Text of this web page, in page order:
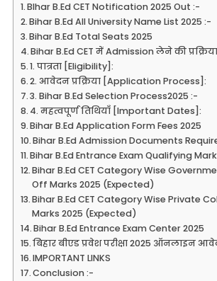
BIhar B.Ed CET Notification 2025 Out :-
Bihar B.Ed All University Name List 2025 :-
Bihar B.Ed Total Seats 2025
Bihar B.Ed CET में Admission लेने की प्रक्रिया
1. पात्रता [Eligibility]:
2. आवेदन प्रक्रिया [Application Process]:
3. Bihar B.Ed Selection Process2025 :-
4. महत्वपूर्ण तिथियाँ [Important Dates]:
Bihar B.Ed Application Form Fees 2025
Bihar B.Ed Admission Documents
Bihar B.Ed Entrance Exam Qualifying
Bihar B.Ed CET Category Wise
Off Marks 2025 (Expected)
Bihar B.Ed CET Category Wise Private
Marks 2025 (Expected)
Bihar B.Ed Entrance Exam Center 2025
बिहार बीएड प्रवेश परीक्षा 2025 ऑनलाइन
IMPORTANT LINKS
Conclusion :-